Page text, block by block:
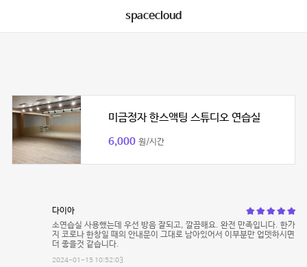
spacecloud
미금정자 한스액팅 스튜디오 연습실
6,000 원/시간
다이아
소연습실 사용했는데 우선 방음 잘되고, 깔끔해요. 완전 만족입니다. 한가
지 코로나 한창일 때의 안내문이 그대로 남아있어서 이부분만 업뎃하시면
더 좋을것 같습니다.
2024-01-15 10:52:03